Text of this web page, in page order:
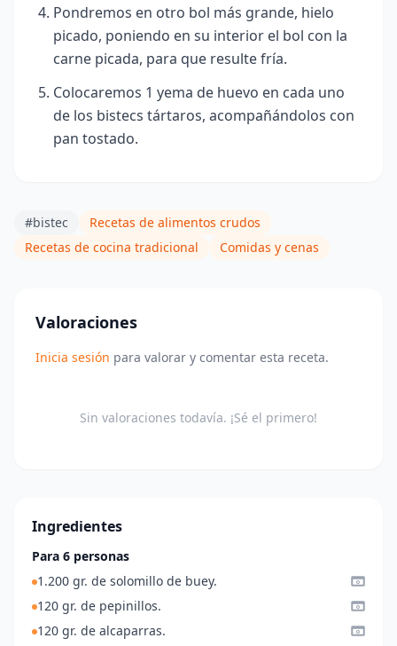
Pondremos en otro bol más grande, hielo
picado, poniendo en su interior el bol con la
carne picada, para que resulte fría.
Colocaremos 1 yema de huevo en cada uno
de los bistecs tártaros, acompañándolos con
pan tostado.
#bistec
Recetas de alimentos crudos
Recetas de cocina tradicional
Comidas y cenas
Valoraciones
Inicia sesión para valorar y comentar esta receta.
Sin valoraciones todavía. ¡Sé el primero!
Ingredientes
Para 6 personas
1.200 gr. de solomillo de buey.
120 gr. de pepinillos.
120 gr. de alcaparras.